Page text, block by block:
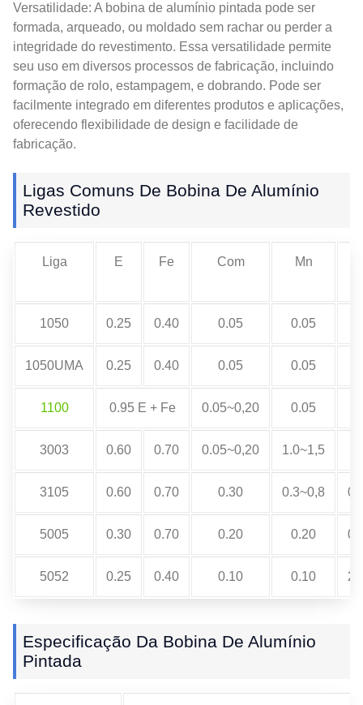
Versatilidade: A bobina de alumínio pintada pode ser
formada, arqueado, ou moldado sem rachar ou perder a
integridade do revestimento. Essa versatilidade permite
seu uso em diversos processos de fabricação, incluindo
formação de rolo, estampagem, e dobrando. Pode ser
facilmente integrado em diferentes produtos e aplicações,
oferecendo flexibilidade de design e facilidade de
fabricação.
Ligas Comuns De Bobina De Alumínio
Revestido
Liga E Fe Com Mn
1050 0.25 0.40 0.05 0.05
1050UMA 0.25 0.40 0.05 0.05
1100 0.95 E + Fe 0.05~0,20 0.05
3003 0.60 0.70 0.05~0,20 1.0~1,5
3105 0.60 0.70 0.30 0.3~0,8
5005 0.30 0.70 0.20 0.20
5052 0.25 0.40 0.10 0.10
Especificação Da Bobina De Alumínio
Pintada